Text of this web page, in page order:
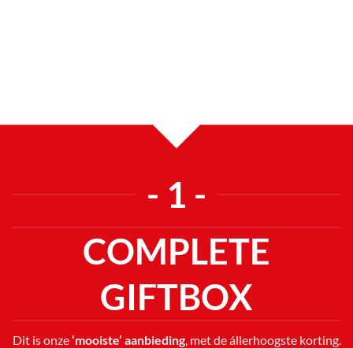
- 1 -
COMPLETE
GIFTBOX
Dit is onze‘mooiste’ aanbieding, met deállerhoogste korting.